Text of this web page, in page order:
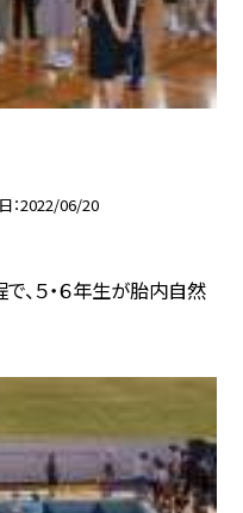
2022/06/20
、５・６年生が胎内自然